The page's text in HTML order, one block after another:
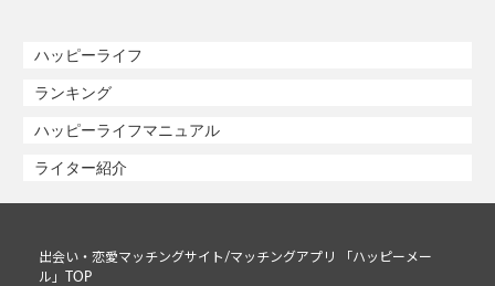
ハッピーライフ
ランキング
ハッピーライフマニュアル
ライター紹介
出会い・恋愛マッチングサイト/マッチングアプリ 「ハッピーメー
ル」TOP